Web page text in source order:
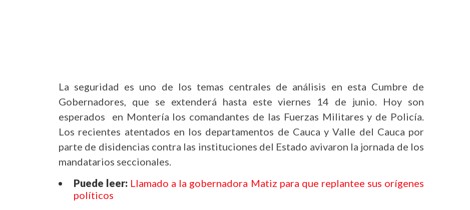
La seguridad es uno de los temas centrales de análisis en esta Cumbre de
Gobernadores, que se extenderá hasta este viernes 14 de junio. Hoy son
esperados en Montería los comandantes de las Fuerzas Militares y de Policía.
Los recientes atentados en los departamentos de Cauca y Valle del Cauca por
parte de disidencias contra las instituciones del Estado avivaron la jornada de los
mandatarios seccionales.
Puede leer: Llamado a la gobernadora Matiz para que replantee sus orígenes
políticos